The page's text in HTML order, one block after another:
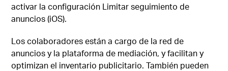
activar la configuración Limitar seguimiento de
anuncios (iOS).
Los colaboradores están a cargo de la red de
anuncios y la plataforma de mediación, y facilitan y
optimizan el inventario publicitario. También pueden